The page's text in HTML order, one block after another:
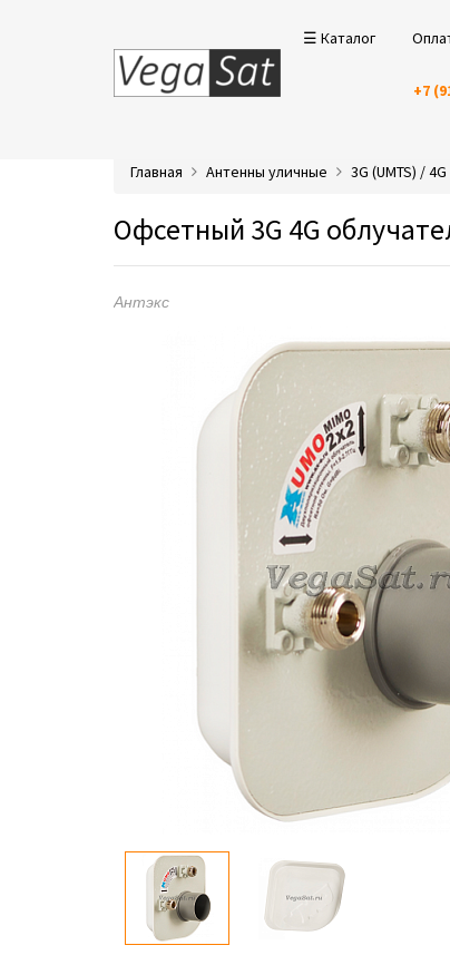
☰ Каталог
+7
Главная Антенны уличные 3G (UMTS) / 4G
Офсетный 3G 4G
Антэкс